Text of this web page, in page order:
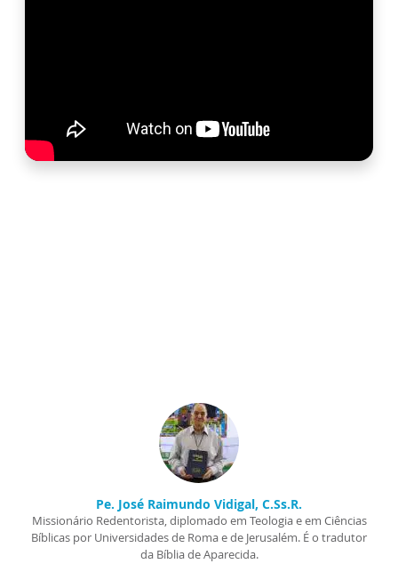
Pe. José Raimundo Vidigal, C.Ss.R.
Missionário Redentorista, diplomado em Teologia e em Ciências
Bíblicas por Universidades de Roma e de Jerusalém. É o tradutor
da Bíblia de Aparecida.